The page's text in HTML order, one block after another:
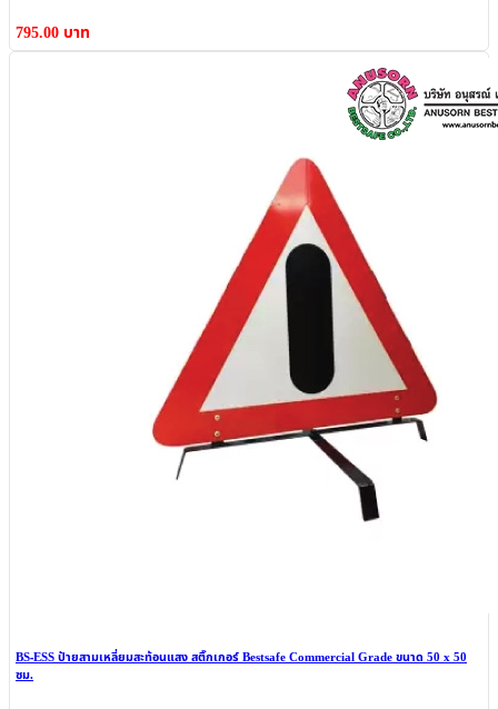
795.00 บาท
BS-ESS ป้ายสามเหลี่ยมสะท้อนแสง สติ๊กเกอร์ Bestsafe Commercial Grade ขนาด 50 x 50
ซม.